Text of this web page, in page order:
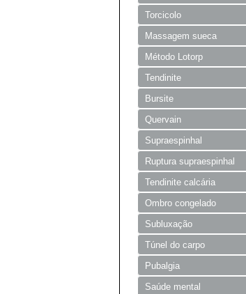
Torcicolo
Massagem sueca
Método Lotorp
Tendinite
Bursite
Quervain
Supraespinhal
Ruptura supraespinhal
Tendinite calcária
Ombro congelado
Subluxação
Túnel do carpo
Pubalgia
Saúde mental